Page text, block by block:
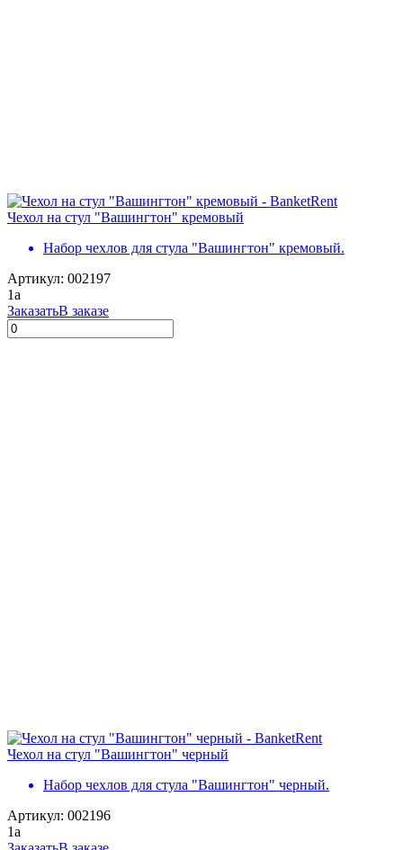
Чехол на стул "Вашингтон" кремовый
Набор чехлов для стула "Вашингтон" кремовый.
Артикул: 002197
1a
ЗаказатьВ заказе
Чехол на стул "Вашингтон" черный
Набор чехлов для стула "Вашингтон" черный.
Артикул: 002196
1a